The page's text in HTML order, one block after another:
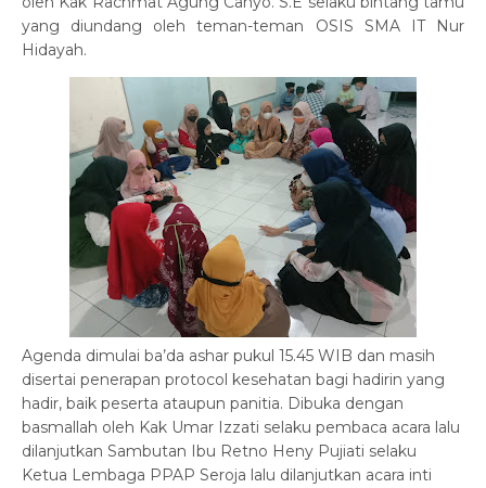
yang diundang oleh teman-teman OSIS SMA IT Nur
Hidayah.
Agenda dimulai ba’da ashar pukul 15.45 WIB dan masih
disertai penerapan protocol kesehatan bagi hadirin yang
hadir, baik peserta ataupun panitia. Dibuka dengan
basmallah oleh Kak Umar Izzati selaku pembaca acara lalu
dilanjutkan Sambutan Ibu Retno Heny Pujiati selaku
Ketua Lembaga PPAP Seroja lalu dilanjutkan acara inti